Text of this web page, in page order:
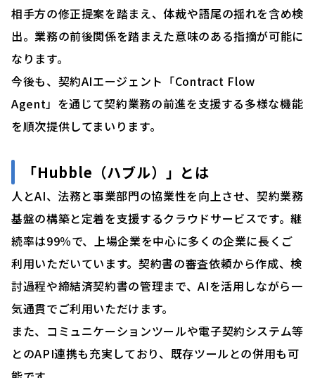
相手方の修正提案を踏まえ、体裁や語尾の揺れを含め検
出。業務の前後関係を踏まえた意味のある指摘が可能に
なります。
今後も、契約AIエージェント「Contract Flow
Agent」を通じて契約業務の前進を支援する多様な機能
を順次提供してまいります。
「Hubble（ハブル）」とは
人とAI、法務と事業部門の協業性を向上させ、契約業務
基盤の構築と定着を支援するクラウドサービスです。継
続率は99％で、上場企業を中心に多くの企業に長くご
利用いただいています。契約書の審査依頼から作成、検
討過程や締結済契約書の管理まで、AIを活用しながら一
気通貫でご利用いただけます。
また、コミュニケーションツールや電子契約システム等
とのAPI連携も充実しており、既存ツールとの併用も可